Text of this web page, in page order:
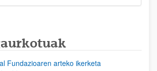
Fundazioaren arteko ikerketa